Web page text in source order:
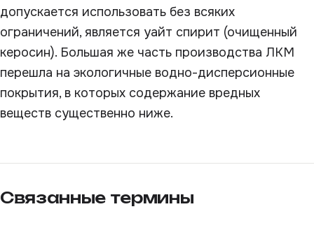
допускается использовать без всяких
ограничений, является уайт спирит (очищенный
керосин). Большая же часть производства ЛКМ
перешла на экологичные водно-дисперсионные
покрытия, в которых содержание вредных
веществ существенно ниже.
Связанные термины